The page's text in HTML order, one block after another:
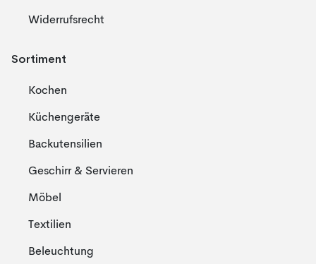
Widerrufsrecht
Sortiment
Kochen
Küchengeräte
Backutensilien
Geschirr & Servieren
Möbel
Textilien
Beleuchtung